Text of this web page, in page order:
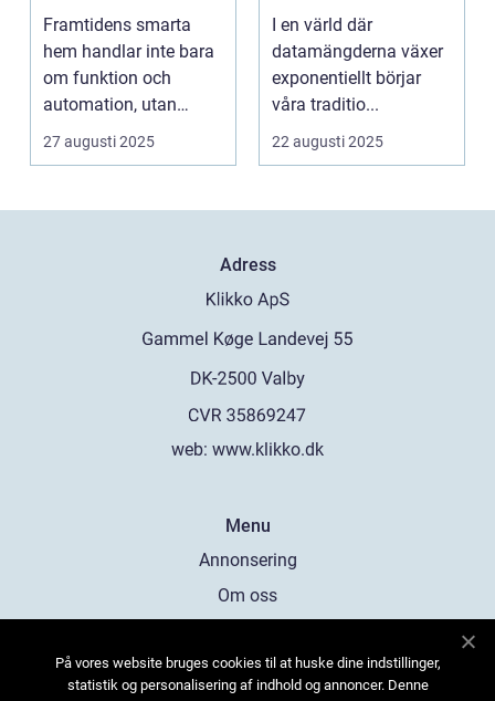
hem som smälter
in i inredningen
Framtidens smarta
hem handlar inte bara
om funktion och
automation, utan
också om hur
teknolog...
27 augusti 2025
I en värld där
datamängderna växer
exponentiellt börjar
våra traditio...
22 augusti 2025
Adress
web: www.klikko.dk
Menu
Annonsering
Om oss
Kontakta oss
På vores website bruges cookies til at huske dine indstillinger,
statistik og personalisering af indhold og annoncer. Denne